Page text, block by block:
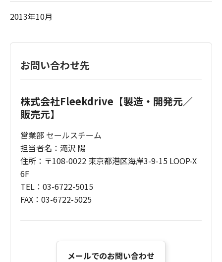
2013年10月
お問い合わせ先
株式会社Fleekdrive【製造・開発元／
販売元】
営業部 セールスチーム
担当者名：滝沢 陽
住所：〒108-0022 東京都港区海岸3-9-15 LOOP-X
6F
TEL：03-6722-5015
FAX：03-6722-5025
メールでのお問い合わせ